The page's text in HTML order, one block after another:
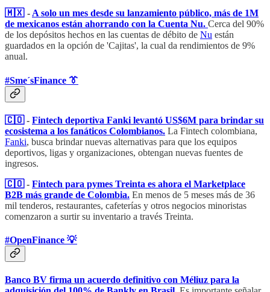
🇲🇽-A solo un mes desde su lanzamiento público, más de 1M
de mexicanos están ahorrando con la Cuenta Nu. Cerca del 90%
de los depósitos hechos en las cuentas de débito de Nu están
guardados en la opción de 'Cajitas', la cual da rendimientos de 9%
anual.
#Sme´sFinance 👔
🇨🇴- Fintech deportiva Fanki levantó US$6M para brindar su
ecosistema a los fanáticos Colombianos. La Fintech colombiana,
Fanki, busca brindar nuevas alternativas para que los equipos
deportivos, ligas y organizaciones, obtengan nuevas fuentes de
ingresos.
🇨🇴- Fintech para pymes Treinta es ahora el Marketplace
B2B más grande de Colombia. En menos de 5 meses más de 36
mil tenderos, restaurantes, cafeterías y otros negocios minoristas
comenzaron a surtir su inventario a través Treinta.
#OpenFinance 💡
Banco BV firma un acuerdo definitivo con Méliuz para la